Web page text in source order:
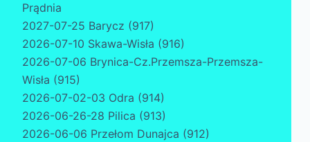
Prądnia
2027-07-25 Barycz (917)
2026-07-10 Skawa-Wisła (916)
2026-07-06 Brynica-Cz.Przemsza-Przemsza-
Wisła (915)
2026-07-02-03 Odra (914)
2026-06-26-28 Pilica (913)
2026-06-06 Przełom Dunajca (912)